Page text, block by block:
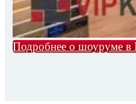
Подробнее о шоуруме в